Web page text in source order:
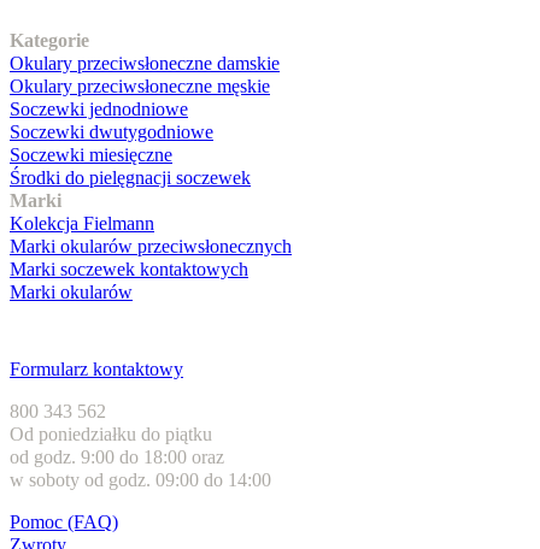
Kategorie
Okulary przeciwsłoneczne damskie
Okulary przeciwsłoneczne męskie
Soczewki jednodniowe
Soczewki dwutygodniowe
Soczewki miesięczne
Środki do pielęgnacji soczewek
Marki
Kolekcja Fielmann
Marki okularów przeciwsłonecznych
Marki soczewek kontaktowych
Marki okularów
Formularz kontaktowy
800 343 562
Od poniedziałku do piątku
od godz. 9:00 do 18:00 oraz
w soboty od godz. 09:00 do 14:00
Pomoc (FAQ)
Zwroty